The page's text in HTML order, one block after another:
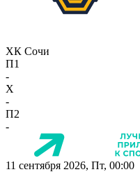
ХК Сочи
П1
-
X
-
П2
-
11 сентября 2026, Пт, 00:00